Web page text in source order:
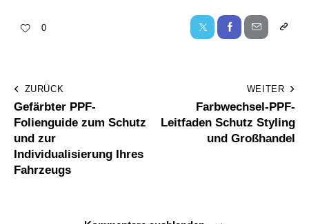
0
ZURÜCK
Gefärbter PPF-
Folienguide zum Schutz
und zur
Individualisierung Ihres
Fahrzeugs
WEITER
Farbwechsel-PPF-
Leitfaden Schutz Styling
und Großhandel